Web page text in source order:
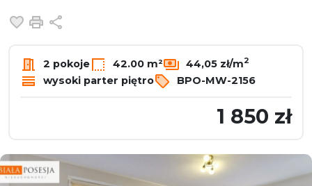
Dodaj do ulubionych
Drukuj
2 pokoje 42.00 m² 44,05 zł/m2
wysoki parter piętro BPO-MW-2156
1 850 zł